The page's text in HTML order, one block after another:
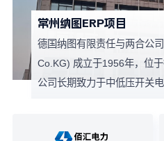
常州纳图ERP项目
德国纳图有限责任与两合公
Co.KG) 成立于1956年，位
公司长期致力于中低压开关